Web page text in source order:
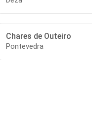
Chares de Outeiro
Pontevedra